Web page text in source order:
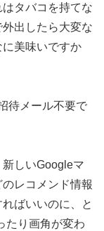
タバコを持てな
出したら大変な
美味いですか
待メール不要で
しいGoogleマ
レコメンド情報
ばいいのに、と
たり画角が変わ